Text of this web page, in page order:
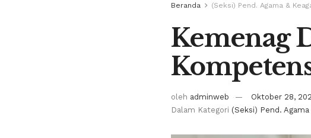
Beranda (Seksi) Pend. Agama &
Kemenag
oleh adminweb
Oktober 28,
Dalam Kategori (Seksi) Pend.